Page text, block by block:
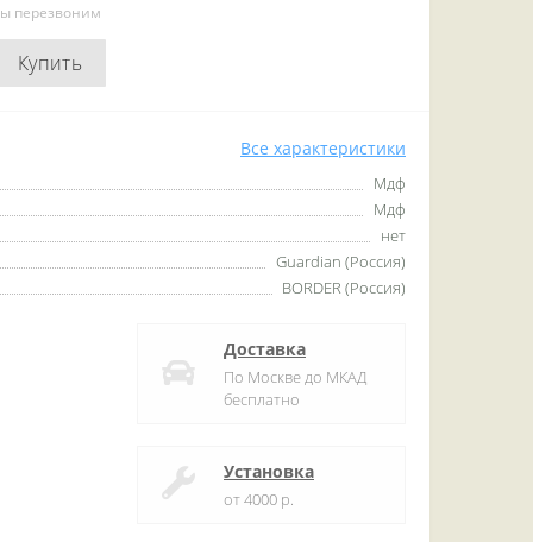
перезвоним
Купить
Все характеристики
Мдф
Мдф
нет
Guardian (Россия)
BORDER (Россия)
Доставка
По Москве до МКАД
бесплатно
Установка
от 4000 р.